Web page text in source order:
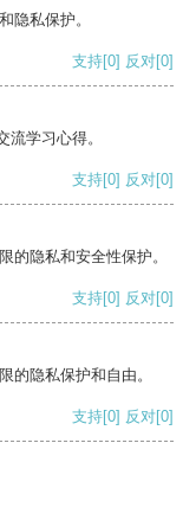
隐私保护。
支持[0] 反对[0]
学习心得。
支持[0] 反对[0]
的隐私和安全性保护。
支持[0] 反对[0]
的隐私保护和自由。
支持[0] 反对[0]